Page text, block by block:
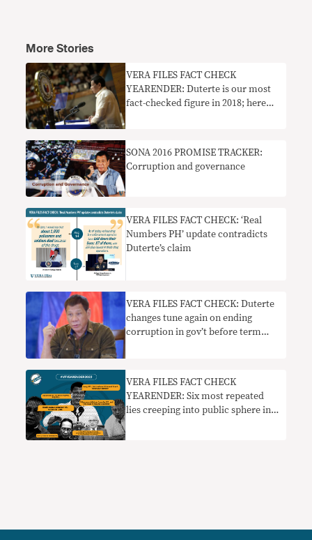
More Stories
VERA FILES FACT CHECK
YEARENDER: Duterte is our most
fact-checked figure in 2018; here
SONA 2016 PROMISE TRACKER:
Corruption and governance
VERA FILES FACT CHECK: ‘Real
Numbers PH’ update contradicts
Duterte’s claim
VERA FILES FACT CHECK: Duterte
changes tune again on ending
corruption in gov’t before term
VERA FILES FACT CHECK
YEARENDER: Six most repeated
lies creeping into public sphere in